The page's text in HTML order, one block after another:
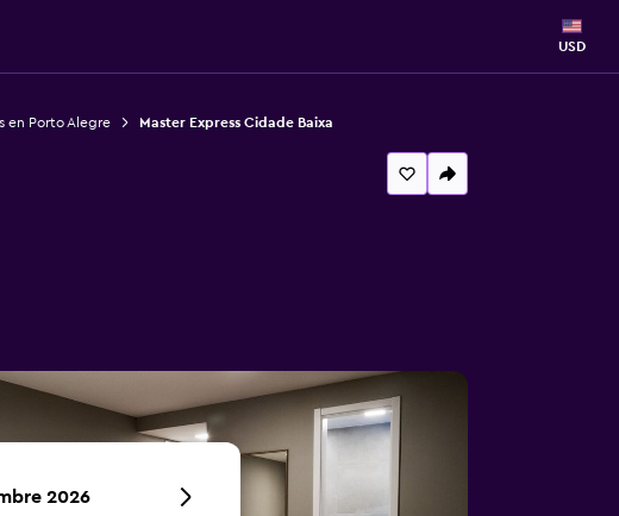
USD
en Porto Alegre Master Express Cidade Baixa
2026